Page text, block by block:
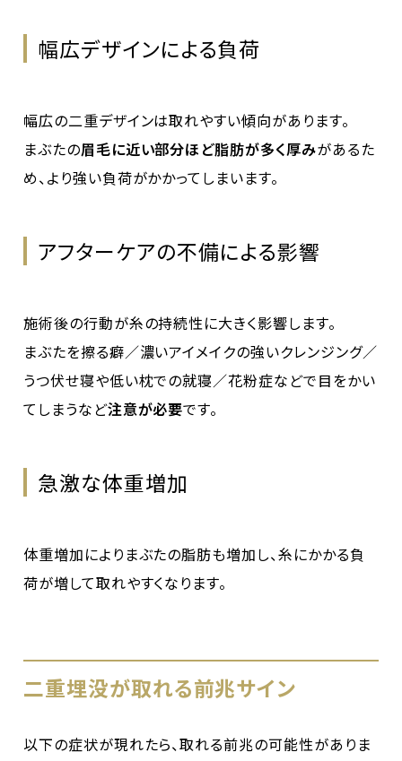
幅広デザインによる負荷
幅広の二重デザインは取れやすい傾向があります。
まぶたの眉毛に近い部分ほど脂肪が多く厚みがあるた
め、より強い負荷がかかってしまいます。
アフターケアの不備による影響
施術後の行動が糸の持続性に大きく影響します。
まぶたを擦る癖／濃いアイメイクの強いクレンジング／
うつ伏せ寝や低い枕での就寝／花粉症などで目をかい
てしまうなど注意が必要です。
急激な体重増加
体重増加によりまぶたの脂肪も増加し、糸にかかる負
荷が増して取れやすくなります。
二重埋没が取れる前兆サイン
以下の症状が現れたら、取れる前兆の可能性がありま